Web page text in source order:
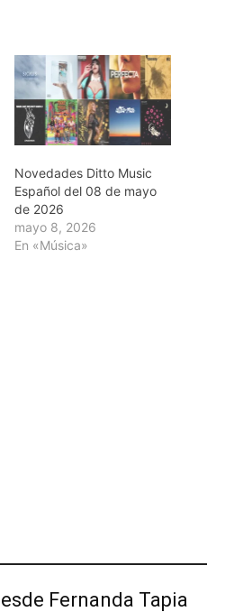
Novedades Ditto Music
Español del 08 de mayo
de 2026
mayo 8, 2026
En «Música»
Fernanda Tapia